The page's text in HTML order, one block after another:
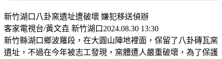
新竹湖口八卦窯遺址遭破壞 嫌犯移送偵辦
客家電視台/黃文垚 新竹湖口2024.08.30 13:30
新竹縣湖口鄉波羅段，在大圓山陣地裡面，保留了八卦磚瓦窯
遺址，不過在今年被志工發現，窯體遭人嚴重破壞，為了保護